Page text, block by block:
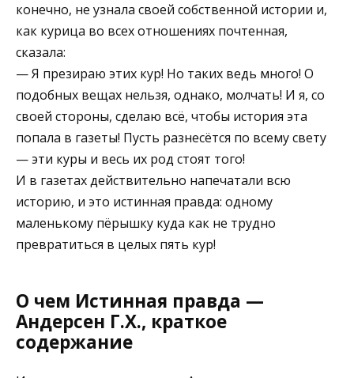
конечно, не узнала своей собственной истории и,
как курица во всех отношениях почтенная,
сказала:
— Я презираю этих кур! Но таких ведь много! О
подобных вещах нельзя, однако, молчать! И я, со
своей стороны, сделаю всё, чтобы история эта
попала в газеты! Пусть разнесётся по всему свету
— эти куры и весь их род стоят того!
И в газетах действительно напечатали всю
историю, и это истинная правда: одному
маленькому пёрышку куда как не трудно
превратиться в целых пять кур!
О чем Истинная правда —
Андерсен Г.Х., краткое
содержание